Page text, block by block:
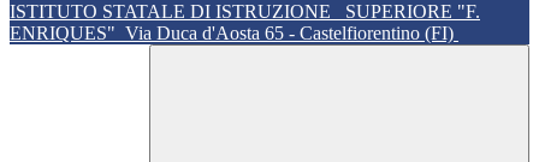
ISTITUTO STATALE DI ISTRUZIONE
SUPERIORE "F.
ENRIQUES" Via Duca d'Aosta 65 - Castelfiorentino (FI)